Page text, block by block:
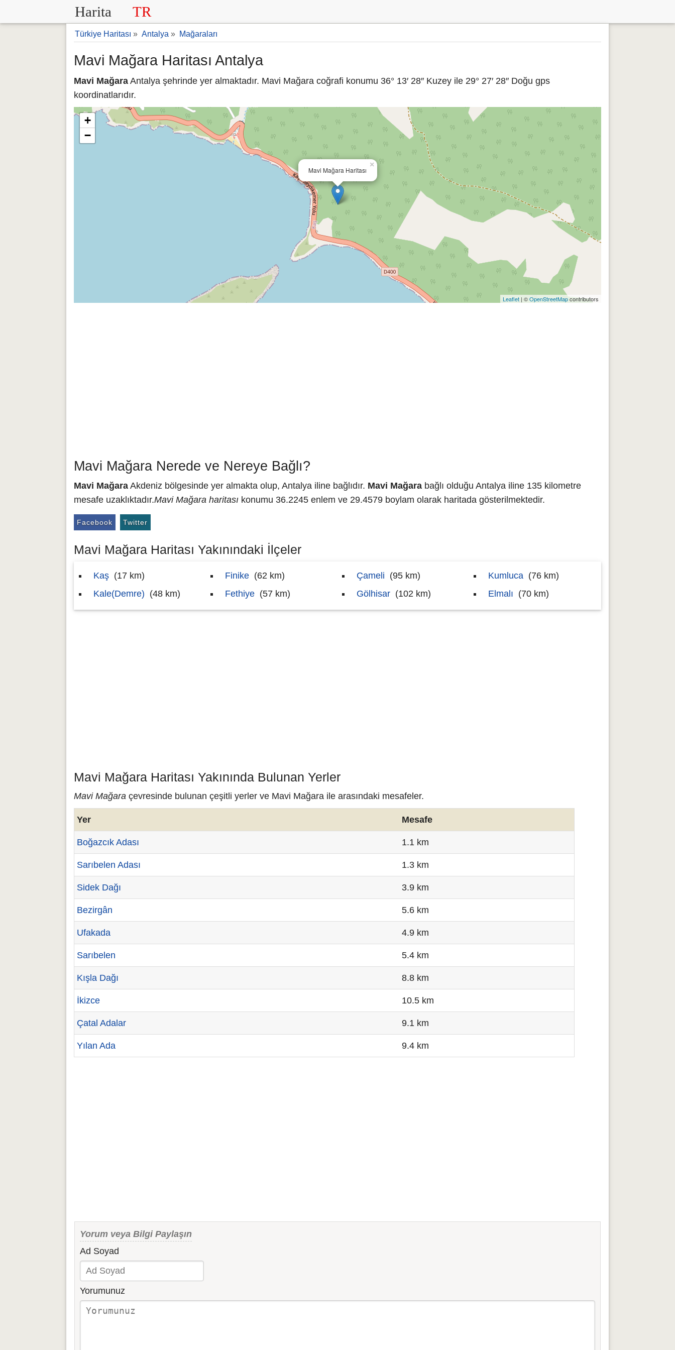
Harita TR
Türkiye Haritası » Antalya » Mağaraları
Mavi Mağara Haritası Antalya
Mavi Mağara Antalya şehrinde yer almaktadır. Mavi Mağara coğrafi konumu 36° 13′ 28″ Kuzey ile 29° 27′ 28″ Doğu gps
koordinatlarıdır.
Mavi Mağara Haritası
×
+
−
Leaflet | ©OpenStreetMapcontributors
Mavi Mağara Nerede ve Nereye Bağlı?
Mavi Mağara Akdeniz bölgesinde yer almakta olup, Antalya iline bağlıdır. Mavi Mağara bağlı olduğu Antalya iline 135 kilometre
mesafe uzaklıktadır.Mavi Mağara haritası konumu 36.2245 enlem ve 29.4579 boylam olarak haritada gösterilmektedir.
Facebook Twitter
Mavi Mağara Haritası Yakınındaki İlçeler
Kaş (17 km)
Kale(Demre) (48 km)
Finike (62 km)
Fethiye (57 km)
Çameli (95 km)
Gölhisar (102 km)
Kumluca (76 km)
Elmalı (70 km)
Mavi Mağara Haritası Yakınında Bulunan Yerler
Mavi Mağara çevresinde bulunan çeşitli yerler ve Mavi Mağara ile arasındaki mesafeler.
Yer Mesafe
Boğazcık Adası 1.1 km
Sarıbelen Adası 1.3 km
Sidek Dağı 3.9 km
Bezirgân 5.6 km
Ufakada 4.9 km
Sarıbelen 5.4 km
Kışla Dağı 8.8 km
İkizce 10.5 km
Çatal Adalar 9.1 km
Yılan Ada 9.4 km
Yorum veya Bilgi Paylaşın
Ad Soyad
Yorumunuz